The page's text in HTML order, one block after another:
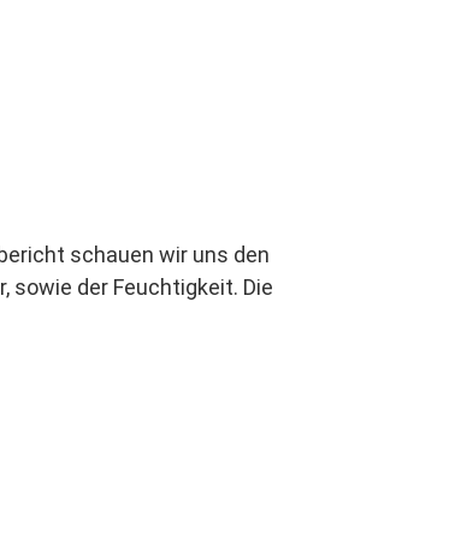
schauen wir uns den
sowie der Feuchtigkeit. Die